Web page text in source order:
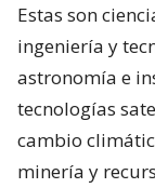
Estas son
ingeniería y
astronomía e
tecnologías
cambio
minería y